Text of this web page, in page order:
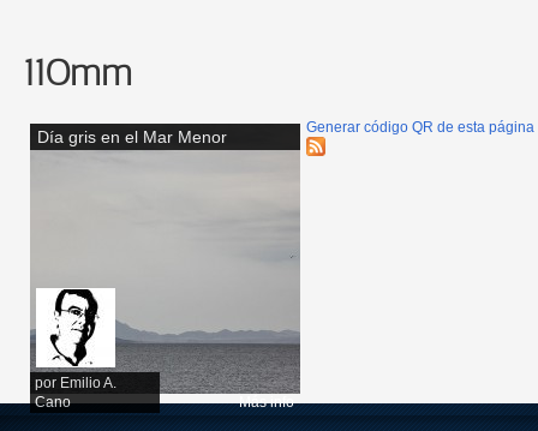
110mm
Día gris en el Mar Menor
por Emilio A.
Cano
Más info
Generar código QR de esta página